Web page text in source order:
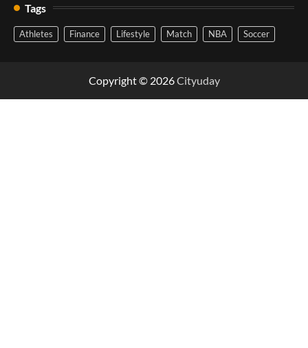
Tags
Athletes Finance Lifestyle Match NBA Soccer
Copyright © 2026Cityuday